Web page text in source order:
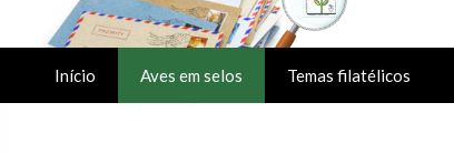
Início Aves em selos Temas filatélicos